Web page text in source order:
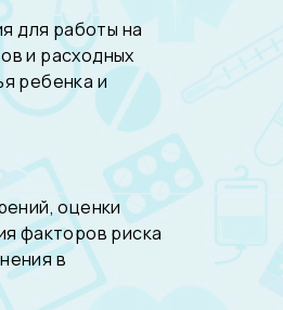
для работы на
и расходных
ребенка и
оценки
факторов риска
в